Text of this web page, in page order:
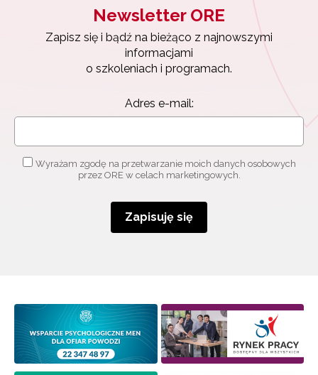
Newsletter ORE
Zapisz się i bądź na bieżąco z najnowszymi
informacjami
o szkoleniach i programach.
Adres e-mail:
Wyrażam zgodę na przetwarzanie moich danych osobowych
przez ORE w celach marketingowych.
Zapisuję się